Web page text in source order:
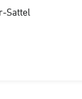
Sattel